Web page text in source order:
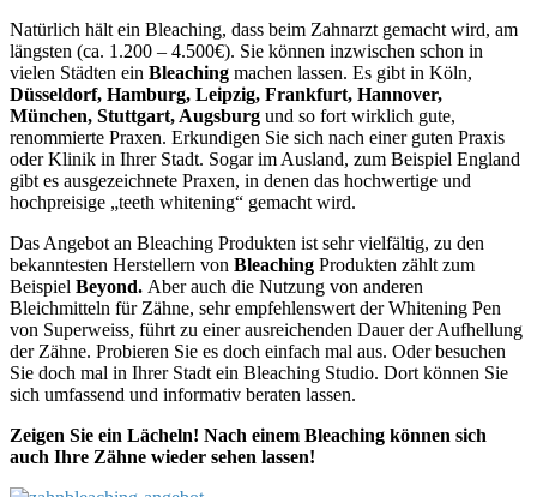
Natürlich hält ein Bleaching, dass beim Zahnarzt gemacht wird, am
längsten (ca. 1.200 – 4.500€). Sie können inzwischen schon in
vielen Städten ein Bleaching machen lassen. Es gibt in Köln,
Düsseldorf, Hamburg, Leipzig, Frankfurt, Hannover,
München, Stuttgart, Augsburg und so fort wirklich gute,
renommierte Praxen. Erkundigen Sie sich nach einer guten Praxis
oder Klinik in Ihrer Stadt. Sogar im Ausland, zum Beispiel England
gibt es ausgezeichnete Praxen, in denen das hochwertige und
hochpreisige „teeth whitening“ gemacht wird.
Das Angebot an Bleaching Produkten ist sehr vielfältig, zu den
bekanntesten Herstellern von Bleaching Produkten zählt zum
Beispiel Beyond. Aber auch die Nutzung von anderen
Bleichmitteln für Zähne, sehr empfehlenswert der Whitening Pen
von Superweiss, führt zu einer ausreichenden Dauer der Aufhellung
der Zähne. Probieren Sie es doch einfach mal aus. Oder besuchen
Sie doch mal in Ihrer Stadt ein Bleaching Studio. Dort können Sie
sich umfassend und informativ beraten lassen.
Zeigen Sie ein Lächeln! Nach einem Bleaching können sich
auch Ihre Zähne wieder sehen lassen!